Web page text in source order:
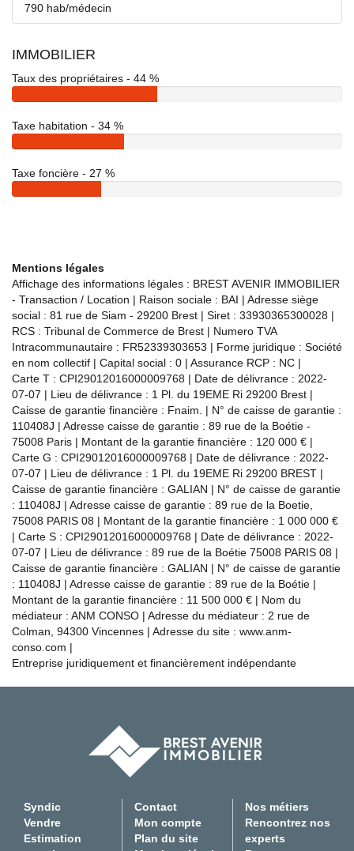
790 hab/médecin
IMMOBILIER
Taux des propriétaires - 44 %
Taxe habitation - 34 %
Taxe foncière - 27 %
Mentions légales
Affichage des informations légales : BREST AVENIR IMMOBILIER
- Transaction / Location | Raison sociale : BAI | Adresse siège
social : 81 rue de Siam - 29200 Brest | Siret : 33930365300028 |
RCS : Tribunal de Commerce de Brest | Numero TVA
Intracommunautaire : FR52339303653 | Forme juridique : Société
en nom collectif | Capital social : 0 | Assurance RCP : NC |
Carte T : CPI29012016000009768 | Date de délivrance : 2022-
07-07 | Lieu de délivrance : 1 Pl. du 19EME Ri 29200 Brest |
Caisse de garantie financière : Fnaim. | N° de caisse de garantie :
110408J | Adresse caisse de garantie : 89 rue de la Boétie -
75008 Paris | Montant de la garantie financière : 120 000 € |
Carte G : CPI29012016000009768 | Date de délivrance : 2022-
07-07 | Lieu de délivrance : 1 Pl. du 19EME Ri 29200 BREST |
Caisse de garantie financière : GALIAN | N° de caisse de garantie
: 110408J | Adresse caisse de garantie : 89 rue de la Boetie,
75008 PARIS 08 | Montant de la garantie financière : 1 000 000 €
| Carte S : CPI29012016000009768 | Date de délivrance : 2022-
07-07 | Lieu de délivrance : 89 rue de la Boétie 75008 PARIS 08 |
Caisse de garantie financière : GALIAN | N° de caisse de garantie
: 110408J | Adresse caisse de garantie : 89 rue de la Boétie |
Montant de la garantie financière : 11 500 000 € | Nom du
médiateur : ANM CONSO | Adresse du médiateur : 2 rue de
Colman, 94300 Vincennes | Adresse du site : www.anm-
conso.com |
Entreprise juridiquement et financièrement indépendante
Syndic
Vendre
Estimation
Contact
Mon compte
Plan du site
Nos métiers
Rencontrez nos
experts